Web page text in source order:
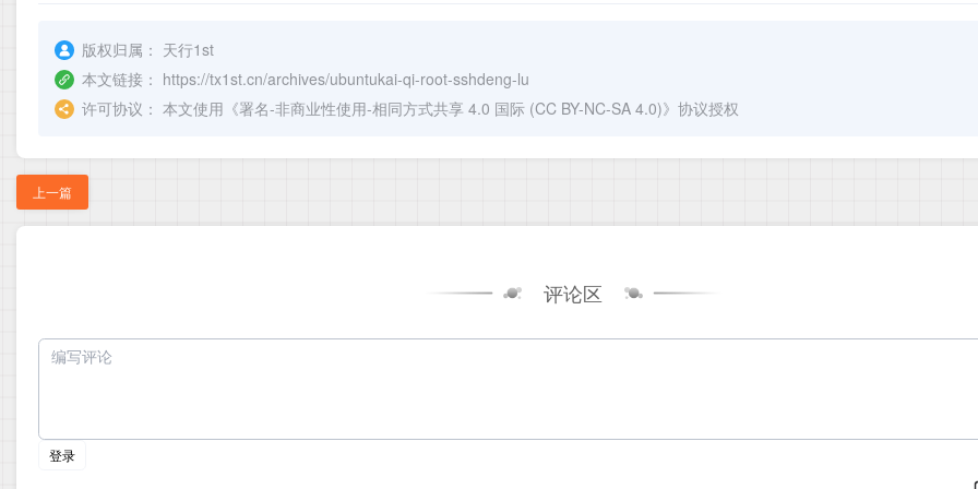
版权归属： 天行1st
本文链接： https://tx1st.cn/archives/ubuntukai-qi-root-sshdeng-lu
许可协议： 本文使用《署名-非商业性使用-相同方式共享 4.0 国际 (CC BY-NC-SA 4.0)》协议授权
上一篇
评论区